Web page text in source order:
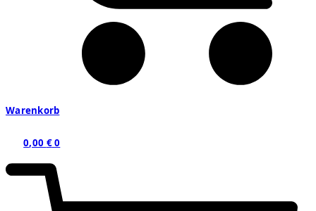
Warenkorb
0,00 €0